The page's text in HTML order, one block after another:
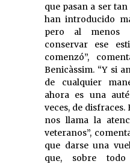
que pasan a ser
han introducido
pero al menos
conservar ese
comenzó”,
Benicàssim. “Y si
de cualquier
ahora es una
veces, de
nos llama la
veteranos”,
que darse una
que, sobre